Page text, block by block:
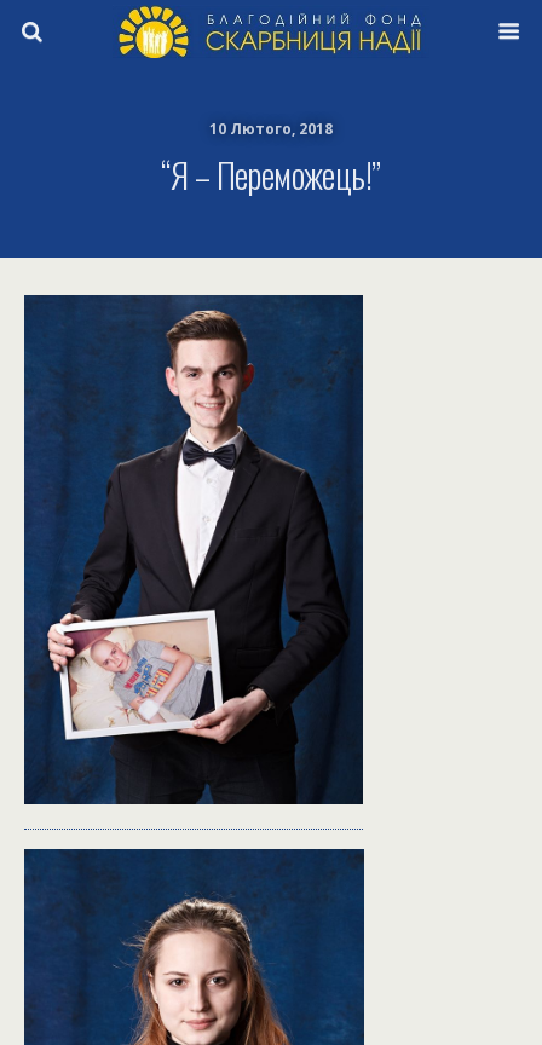
10 Лютого, 2018
“Я – Переможець!”